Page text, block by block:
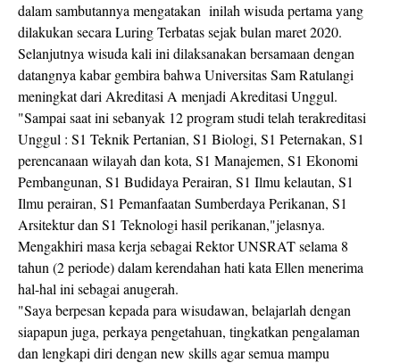
dalam sambutannya mengatakan inilah wisuda pertama yang
dilakukan secara Luring Terbatas sejak bulan maret 2020.
Selanjutnya wisuda kali ini dilaksanakan bersamaan dengan
datangnya kabar gembira bahwa Universitas Sam Ratulangi
meningkat dari Akreditasi A menjadi Akreditasi Unggul.
"Sampai saat ini sebanyak 12 program studi telah terakreditasi
Unggul : S1 Teknik Pertanian, S1 Biologi, S1 Peternakan, S1
perencanaan wilayah dan kota, S1 Manajemen, S1 Ekonomi
Pembangunan, S1 Budidaya Perairan, S1 Ilmu kelautan, S1
Ilmu perairan, S1 Pemanfaatan Sumberdaya Perikanan, S1
Arsitektur dan S1 Teknologi hasil perikanan,"jelasnya.
Mengakhiri masa kerja sebagai Rektor UNSRAT selama 8
tahun (2 periode) dalam kerendahan hati kata Ellen menerima
hal-hal ini sebagai anugerah.
"Saya berpesan kepada para wisudawan, belajarlah dengan
siapapun juga, perkaya pengetahuan, tingkatkan pengalaman
dan lengkapi diri dengan new skills agar semua mampu